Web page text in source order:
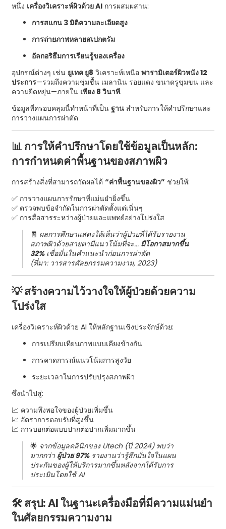
หนึ่ง เครื่องวิเคราะห์ผิวด้วย AIการผสมผสาน:
การสแกน 3 มิติความละเอียดสูง
การถ่ายภาพหลายสเปกตรัม
อัลกอริธึมการเรียนรู้ของเครื่อง
อุปกรณ์ต่างๆ เช่น ยูเทค ยู8 วิเคราะห์เหนือ พารามิเตอร์ผิวหนัง 12
ประการ—รวมถึงความชุ่มชื้น เมลานิน รอยแดง ขนาดรูขุมขน และ
ความยืดหยุ่น—ภายใน เพียง 8 วินาที.
ข้อมูลที่ครอบคลุมนี้ทำหน้าที่เป็น ฐานสำหรับการให้คำปรึกษาและ
การวางแผนการผ่าตัด
📊 การให้คำปรึกษาโดยใช้ข้อมูลเป็นหลัก:
การกำหนดค่าพื้นฐานของสภาพผิว
การสร้างสิ่งที่สามารถวัดผลได้ “ค่าพื้นฐานของผิว” ช่วยให้:
✅ การวางแผนการรักษาที่แม่นยำยิ่งขึ้น
✅ ตรวจพบข้อจำกัดในการผ่าตัดตั้งแต่เนิ่นๆ
✅ การสื่อสารระหว่างผู้ป่วยและแพทย์อย่างโปร่งใส
🧾 ผลการศึกษาแสดงให้เห็นว่าผู้ป่วยที่ได้รับรายงาน
สภาพผิวด้วยสายตามีแนวโน้มที่จะ... มีโอกาสมากขึ้น
32%เชื่อมั่นในคำแนะนำก่อนการผ่าตัด
(ที่มา: วารสารศัลยกรรมความงาม, 2023)
💡 สร้างความไว้วางใจให้ผู้ป่วยด้วยความ
โปร่งใส
เครื่องวิเคราะห์ผิวด้วย AI ให้หลักฐานเชิงประจักษ์ด้วย:
การเปรียบเทียบภาพแบบเคียงข้างกัน
การคาดการณ์แนวโน้มการสูงวัย
ระยะเวลาในการปรับปรุงสภาพผิว
ซึ่งนำไปสู่:
📈 ความพึงพอใจของผู้ป่วยเพิ่มขึ้น
📈 อัตราการตอบรับที่สูงขึ้น
📈 การบอกต่อแบบปากต่อปากเพิ่มมากขึ้น
🌟 จากข้อมูลคลินิกของ Utech (ปี 2024) พบว่า
มากกว่า ผู้ป่วย 97%รายงานว่ารู้สึกมั่นใจในแผน
ประกันของผู้ให้บริการมากขึ้นหลังจากได้รับการ
ประเมินโดยใช้ AI
🛠️ สรุป: AI ในฐานะเครื่องมือที่มีความแม่นยำ
ในศัลยกรรมความงาม